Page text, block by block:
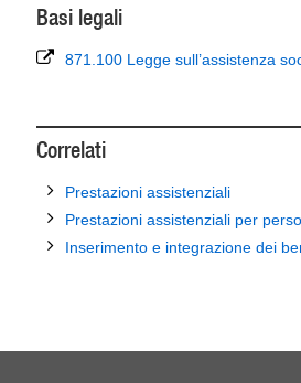
Basi legali
871.100 Legge sull’assistenza
Correlati
Prestazioni assistenziali
Prestazioni assistenziali per
Inserimento e integrazione dei